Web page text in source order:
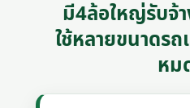
มี4ล้อใหญ่รับจ้
ใช้หลายขนาดรถ
หม